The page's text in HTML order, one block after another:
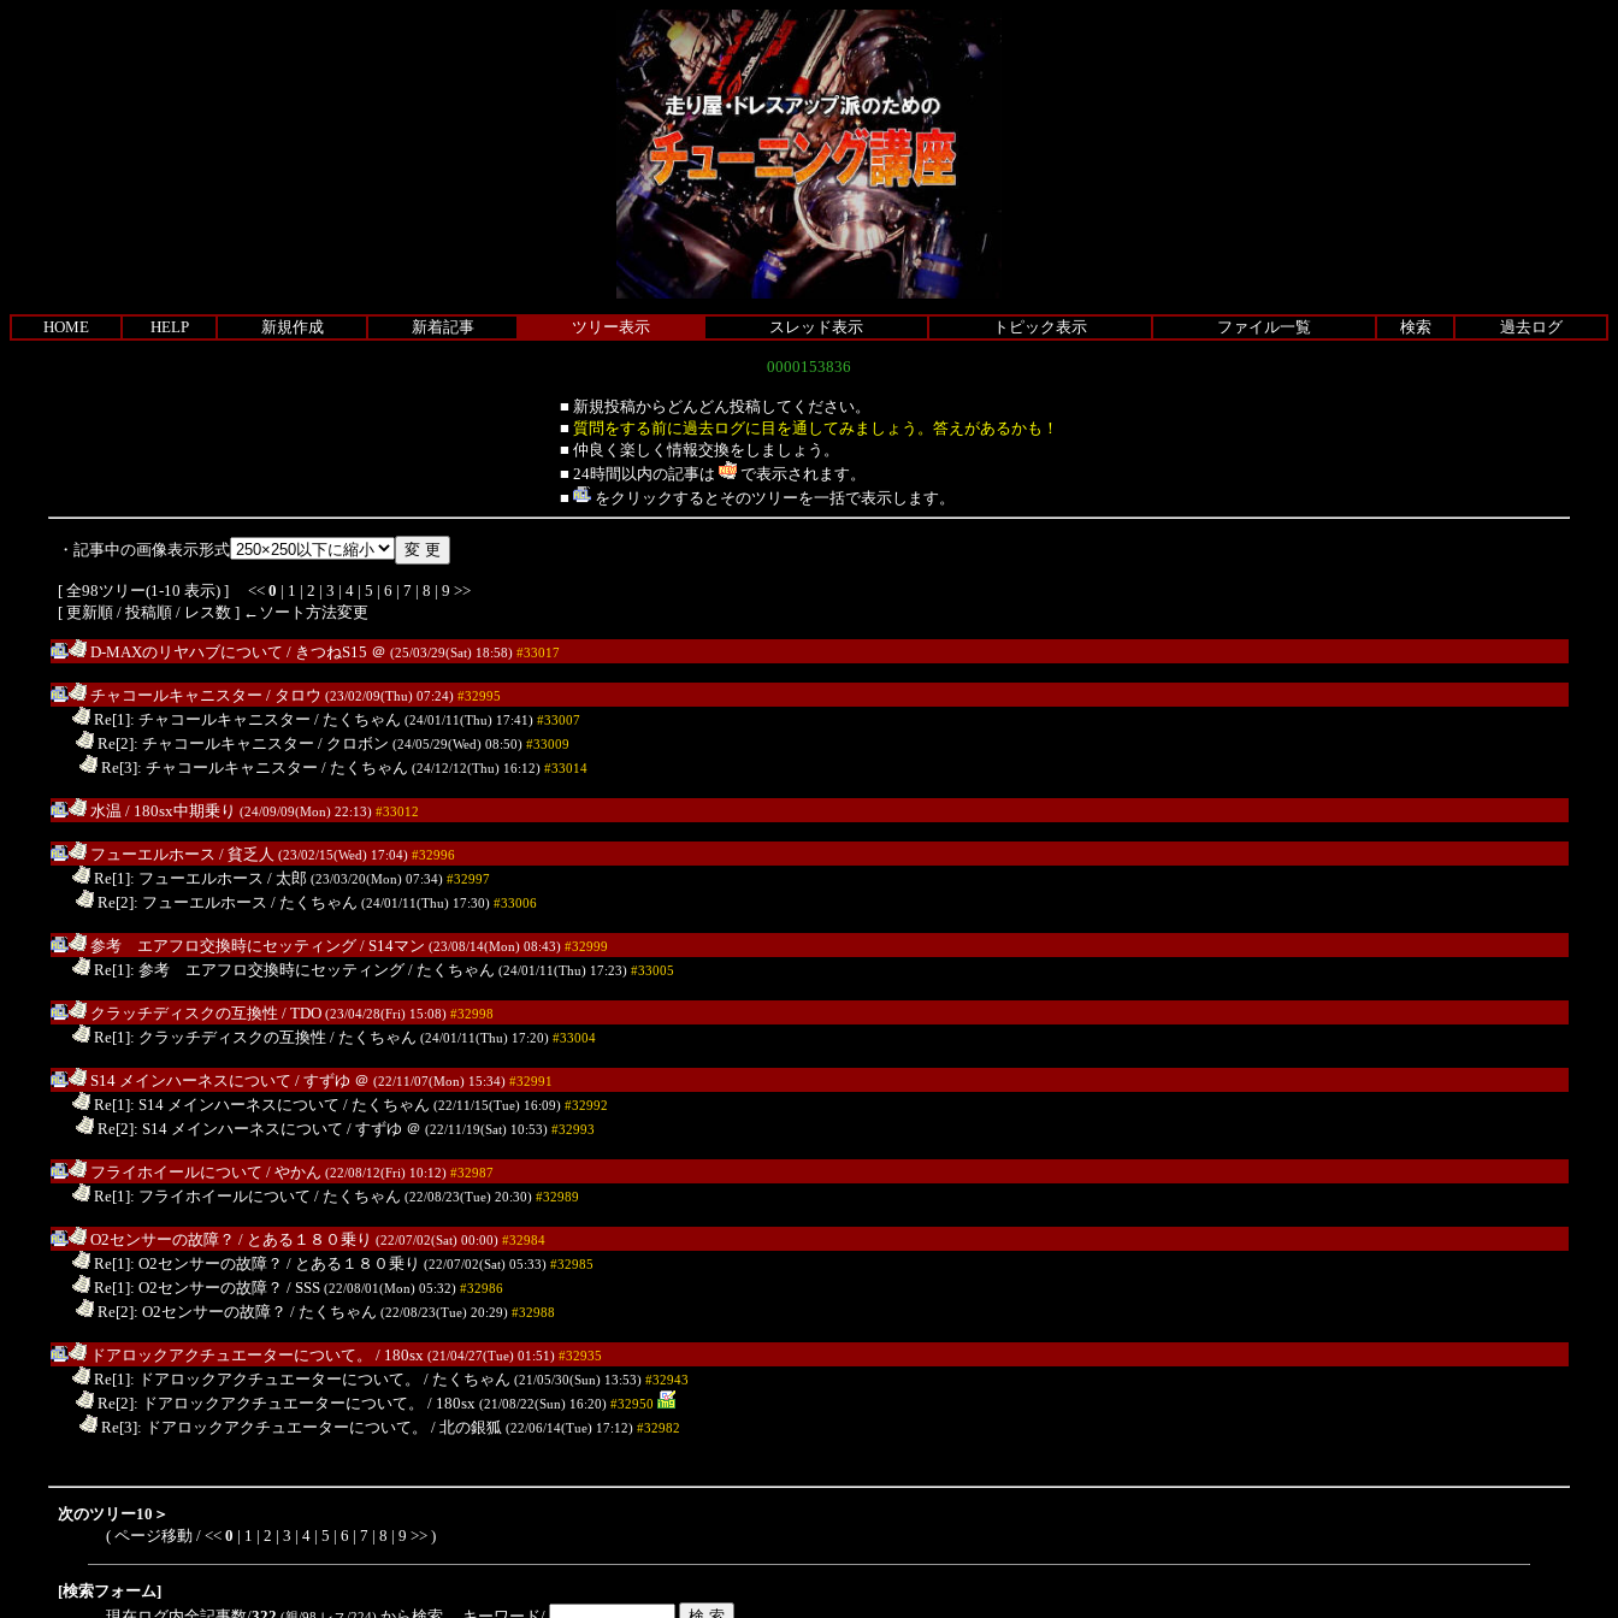
HOME HELP 新規作成 新着記事 ツリー表示 スレッド表示 トピック表示 ファイル一覧 検索 過去ログ
0000153836
■ 新規投稿からどんどん投稿してください。
■ 質問をする前に過去ログに目を通してみましょう。答えがあるかも！
■ 仲良く楽しく情報交換をしましょう。
■ 24時間以内の記事は
で表示されます。
■
をクリックするとそのツリーを一括で表示します。
・記事中の画像表示形式
[ 全98ツリー(1-10 表示) ] << 0 | 1 | 2 | 3 | 4 | 5 | 6 | 7 | 8 | 9 >>
[ 更新順 / 投稿順 / レス数 ] ←ソート方法変更
D-MAXのリヤハブについて / きつねS15 ＠ (25/03/29(Sat) 18:58) #33017
チャコールキャニスター / タロウ (23/02/09(Thu) 07:24) #32995
Re[1]: チャコールキャニスター / たくちゃん (24/01/11(Thu) 17:41) #33007
Re[2]: チャコールキャニスター / クロボン (24/05/29(Wed) 08:50) #33009
Re[3]: チャコールキャニスター / たくちゃん (24/12/12(Thu) 16:12) #33014
水温 / 180sx中期乗り (24/09/09(Mon) 22:13) #33012
フューエルホース / 貧乏人 (23/02/15(Wed) 17:04) #32996
Re[1]: フューエルホース / 太郎 (23/03/20(Mon) 07:34) #32997
Re[2]: フューエルホース / たくちゃん (24/01/11(Thu) 17:30) #33006
参考 エアフロ交換時にセッティング/ S14マン (23/08/14(Mon) 08:43) #32999
Re[1]: 参考 エアフロ交換時にセッティング/ たくちゃん (24/01/11(Thu) 17:23) #33005
クラッチディスクの互換性 / TDO (23/04/28(Fri) 15:08) #32998
Re[1]: クラッチディスクの互換性 / たくちゃん (24/01/11(Thu) 17:20) #33004
S14 メインハーネスについて / すずゆ ＠ (22/11/07(Mon) 15:34) #32991
Re[1]: S14 メインハーネスについて / たくちゃん (22/11/15(Tue) 16:09) #32992
Re[2]: S14 メインハーネスについて / すずゆ ＠ (22/11/19(Sat) 10:53) #32993
フライホイールについて / やかん (22/08/12(Fri) 10:12) #32987
Re[1]: フライホイールについて / たくちゃん (22/08/23(Tue) 20:30) #32989
O2センサーの故障？ / とある１８０乗り (22/07/02(Sat) 00:00) #32984
Re[1]: O2センサーの故障？ / とある１８０乗り (22/07/02(Sat) 05:33) #32985
Re[1]: O2センサーの故障？ / SSS (22/08/01(Mon) 05:32) #32986
Re[2]: O2センサーの故障？ / たくちゃん (22/08/23(Tue) 20:29) #32988
ドアロックアクチュエーターについて。 / 180sx (21/04/27(Tue) 01:51) #32935
Re[1]: ドアロックアクチュエーターについて。 / たくちゃん (21/05/30(Sun) 13:53) #32943
Re[2]: ドアロックアクチュエーターについて。 / 180sx (21/08/22(Sun) 16:20) #32950
Re[3]: ドアロックアクチュエーターについて。 / 北の銀狐 (22/06/14(Tue) 17:12) #32982
次のツリー10＞
( ページ移動 / << 0 | 1 | 2 | 3 | 4 | 5 | 6 | 7 | 8 | 9 >> )
[検索フォーム]